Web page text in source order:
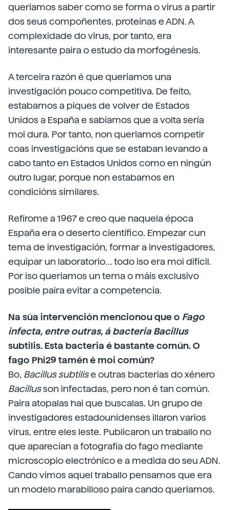
queriamos saber como se forma o virus a partir
dos seus compoñentes, proteínas e ADN. A
complexidade do virus, por tanto, era
interesante paira o estudo da morfogénesis.
A terceira razón é que queriamos una
investigación pouco competitiva. De feito,
estabamos a piques de volver de Estados
Unidos a España e sabiamos que a volta sería
moi dura. Por tanto, non queriamos competir
coas investigacións que se estaban levando a
cabo tanto en Estados Unidos como en ningún
outro lugar, porque non estabamos en
condicións similares.
Refírome a 1967 e creo que naquela época
España era o deserto científico. Empezar cun
tema de investigación, formar a investigadores,
equipar un laboratorio… todo iso era moi difícil.
Por iso queriamos un tema o máis exclusivo
posible paira evitar a competencia.
Na súa intervención mencionou que o Fago
infecta, entre outras, á bacteria Bacillus
subtilis. Esta bacteria é bastante común. O
fago Phi29 tamén é moi común?
Bo, Bacillus subtilise outras bacterias do xénero
Bacillusson infectadas, pero non é tan común.
Paira atopalas hai que buscalas. Un grupo de
investigadores estadounidenses illaron varios
virus, entre eles leste. Publicaron un traballo no
que aparecían a fotografía do fago mediante
microscopio electrónico e a medida do seu ADN.
Cando vimos aquel traballo pensamos que era
un modelo marabilloso paira cando queriamos.